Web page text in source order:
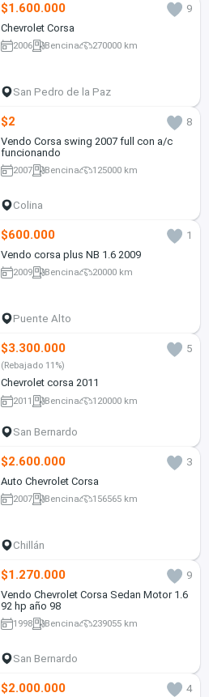
$1.600.000
9
Chevrolet Corsa
2006 Bencina 270000 km
San Pedro de la Paz
$2
8
Vendo Corsa swing 2007 full con a/c
funcionando
2007 Bencina 125000 km
Colina
$600.000
1
Vendo corsa plus NB 1.6 2009
2009 Bencina 20000 km
Puente Alto
$3.300.000 5
(Rebajado 11%)
Chevrolet corsa 2011
2011 Bencina 120000 km
San Bernardo
$2.600.000
3
Auto Chevrolet Corsa
2007 Bencina 156565 km
Chillán
$1.270.000
9
Vendo Chevrolet Corsa Sedan Motor 1.6
92 hp año 98
1998 Bencina 239055 km
San Bernardo
$2.000.000
4